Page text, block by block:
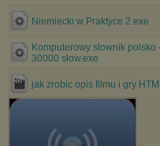
Niemiecki w Praktyce 2.exe
Komputerowy slownik polsko
30000 słow.exe
jak zrobic opis filmu i gry